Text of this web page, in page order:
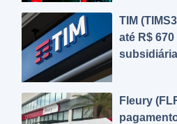
TIM
até R$
Fleury